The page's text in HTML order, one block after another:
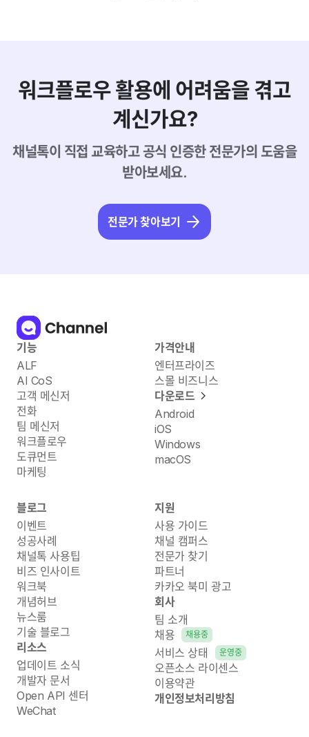
워크플로우 활용에 어려움을 겪고
계신가요?
채널톡이 직접 교육하고 공식 인증한 전문가의 도움을
받아보세요.
전문가 찾아보기
기능
ALF
AI CoS
고객 메신저
전화
팀 메신저
워크플로우
도큐먼트
마케팅
가격안내
엔터프라이즈
스몰 비즈니스
다운로드
Android
iOS
Windows
macOS
블로그
이벤트
성공사례
채널톡 사용팁
비즈 인사이트
워크북
개념허브
뉴스룸
기술 블로그
리소스
업데이트 소식
개발자 문서
Open API 센터
WeChat
지원
사용 가이드
채널 캠퍼스
전문가 찾기
파트너
카카오 북미 광고
회사
팀 소개
채용
채용중
서비스 상태 운영중
오픈소스 라이센스
이용약관
개인정보처리방침